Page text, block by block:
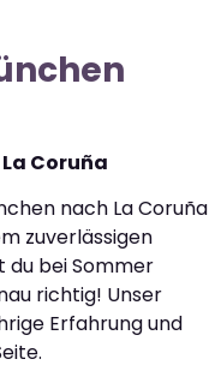
Coruña
nach La Coruña
zuverlässigen
du bei Sommer
richtig! Unser
Erfahrung und